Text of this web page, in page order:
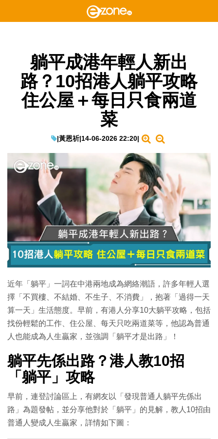
躺平成港年輕人新出
路？10招港人躺平攻略
住公屋＋每日只食兩道
菜
|黃恩祈|14-06-2026 22:20|
近年「躺平」一詞在中港兩地成為網絡潮語，許多年輕人選
擇「不買樓、不結婚、不生子、不消費」，抱著「過得一天
算一天」生活態度。早前，有港人分享10大躺平攻略，包括
找份輕鬆的工作、住公屋、每天只吃兩道菜等，他認為普通
人也能成為人生贏家，並強調「躺平才是出路」！
躺平先係出路？港人教10招
「躺平」攻略
早前，連登討論區上，有網友以「發現普通人躺平先係出
路」為題發帖，並分享他對於「躺平」的見解，教人10招由
普通人變成人生贏家，詳情如下圖：